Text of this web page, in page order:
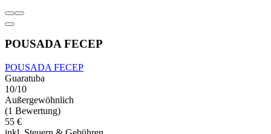
POUSADA FECEP
POUSADA FECEP
Guaratuba
10/10
Außergewöhnlich
(1 Bewertung)
55 €